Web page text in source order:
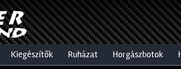
kiegészítők ruházat horgászbotok